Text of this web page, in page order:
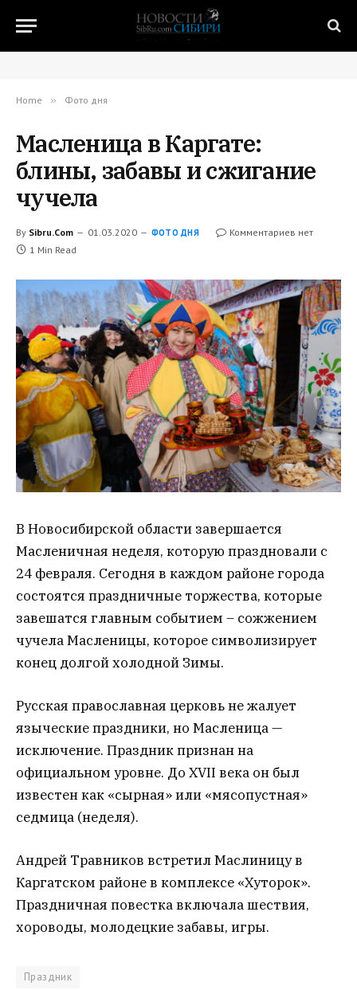
Home » Фото дня
Масленица в Каргате:
блины, забавы и сжигание
чучела
By Sibru.Com 01.03.2020 ФОТО ДНЯ
Комментариев нет
1 Min Read
В Новосибирской области завершается
Масленичная неделя, которую праздновали с
24 февраля. Сегодня в каждом районе города
состоятся праздничные торжества, которые
завешатся главным событием – сожжением
чучела Масленицы, которое символизирует
конец долгой холодной Зимы.
Русская православная церковь не жалует
языческие праздники, но Масленица —
исключение. Праздник признан на
официальном уровне. До XVII века он был
известен как «сырная» или «мясопустная»
седмица (неделя).
Андрей Травников встретил Маслиницу в
Каргатском районе в комплексе «Хуторок».
Праздничная повестка включала шествия,
хороводы, молодецкие забавы, игры.
Праздник